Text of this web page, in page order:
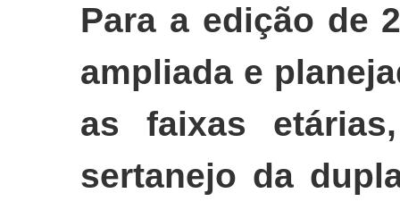
Para a edição de
ampliada e
as faixas
sertanejo da